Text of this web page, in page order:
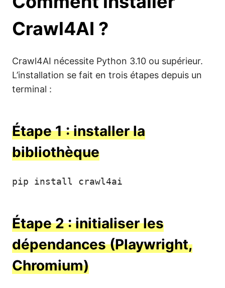
Crawl4AI ?
Crawl4AI nécessite Python 3.10 ou supérieur.
L’installation se fait en trois étapes depuis un
terminal :
Étape 1 : installer la
bibliothèque
pip install crawl4ai
Étape 2 : initialiser les
dépendances (Playwright,
Chromium)